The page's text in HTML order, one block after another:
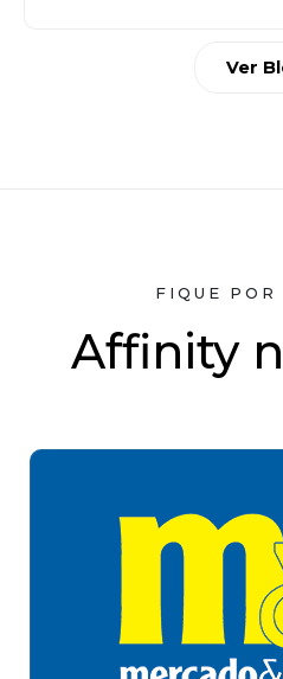
Ver
FIQUE POR
Affinity